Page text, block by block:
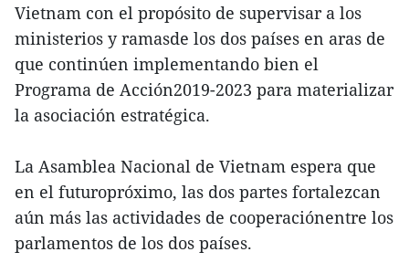
Vietnam con el propósito de supervisar a los
ministerios y ramasde los dos países en aras de
que continúen implementando bien el
Programa de Acción2019-2023 para materializar
la asociación estratégica.
La Asamblea Nacional de Vietnam espera que
en el futuropróximo, las dos partes fortalezcan
aún más las actividades de cooperaciónentre los
parlamentos de los dos países.